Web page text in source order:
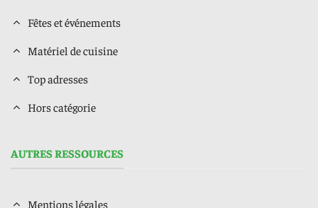
Fêtes et événements
Matériel de cuisine
Top adresses
Hors catégorie
AUTRES RESSOURCES
Mentions légales